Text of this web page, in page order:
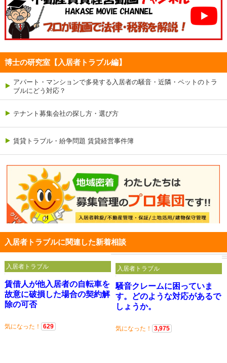
博士の研究室【入居者トラブル編】
アパート・マンションで多発する入居者の騒音・近隣・ペットのトラ
ブルにどう対応？
テナント募集会社の探し方・選び方
賃貸トラブル・紛争問題 賃貸経営事件簿
入居者トラブルに関連した新着相談
賃借人が他入居者の自転車を
故意に破損した場合の契約解
除の可否
気になった！ 629
入居者トラブル
騒音クレームに困っていま
す。どのような対応があるで
しょうか。
気になった！ 3,975
入居者トラブル